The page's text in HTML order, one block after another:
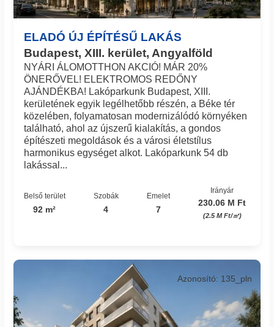
ELADÓ ÚJ ÉPÍTÉSŰ LAKÁS
Budapest, XIII. kerület, Angyalföld
NYÁRI ÁLOMOTTHON AKCIÓ! MÁR 20%
ÖNERŐVEL! ELEKTROMOS REDŐNY
AJÁNDÉKBA! Lakóparkunk Budapest, XIII.
kerületének egyik legélhetőbb részén, a Béke tér
közelében, folyamatosan modernizálódó környéken
található, ahol az újszerű kialakítás, a gondos
építészeti megoldások és a városi életstílus
harmonikus egységet alkot. Lakóparkunk 54 db
lakással...
Belső terület
92 m²
Szobák
4
Emelet
7
Irányár
230.06 M Ft
(2.5 M Ft/㎡)
Azonosító: 135_pln